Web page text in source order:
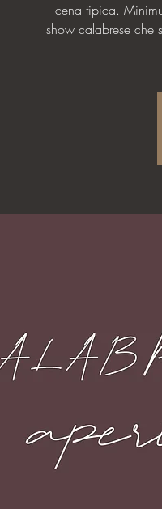
cena tipica.
show calabrese che